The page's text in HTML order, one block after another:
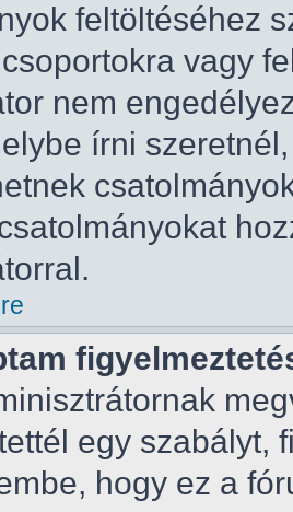
feltöltéséhez
vagy
nem
írni
egy szabályt,
hogy ez a